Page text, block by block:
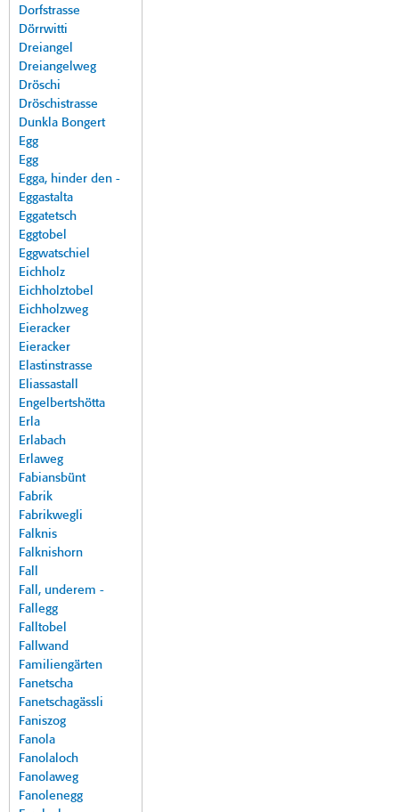
Dorfstrasse
Dörrwitti
Dreiangel
Dreiangelweg
Dröschi
Dröschistrasse
Dunkla Bongert
Egg
Egg
Egga, hinder den -
Eggastalta
Eggatetsch
Eggtobel
Eggwatschiel
Eichholz
Eichholztobel
Eichholzweg
Eieracker
Eieracker
Elastinstrasse
Eliassastall
Engelbertshötta
Erla
Erlabach
Erlaweg
Fabiansbünt
Fabrik
Fabrikwegli
Falknis
Falknishorn
Fall
Fall, underem -
Fallegg
Falltobel
Fallwand
Familiengärten
Fanetscha
Fanetschagässli
Faniszog
Fanola
Fanolaloch
Fanolaweg
Fanolenegg